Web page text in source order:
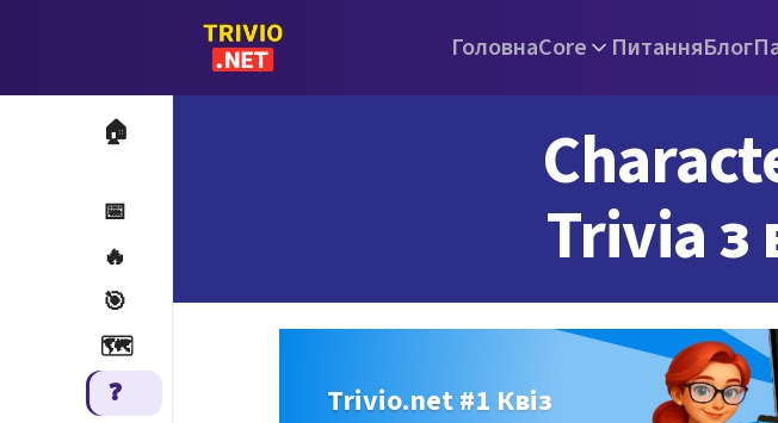
ГоловнаCore ПитанняБлог
🏠
📅
🔥
🎯
🗺️
❓
Trivia з
Trivio.net #1 Квіз